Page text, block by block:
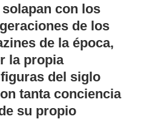
con los
de los
de la época,
la propia
del siglo
tanta conciencia
su propio